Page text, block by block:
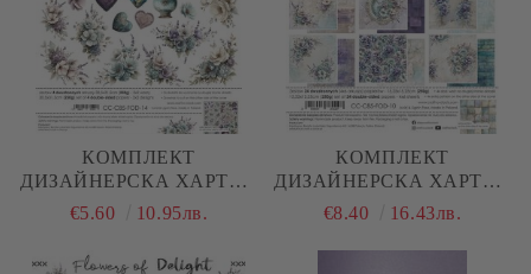
КОМПЛЕКТ
ДИЗАЙНЕРСКА ХАРТИЯ
- FLOWERS OF DELIGHT
€5.60 10.95лв.
КОМПЛЕКТ
ДИЗАЙНЕРСКА ХАРТИЯ
- FLOWERS OF DELIGHT
€8.40 16.43лв.